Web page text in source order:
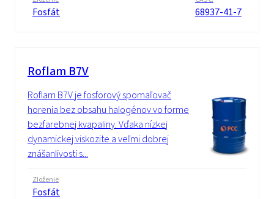
Fosfát 68937-41-7
Roflam B7V
Roflam B7V je fosforový spomaľovač
horenia bez obsahu halogénov vo forme
bezfarebnej kvapaliny. Vďaka nízkej
dynamickej viskozite a veľmi dobrej
znášanlivosti s...
Zloženie
Fosfát